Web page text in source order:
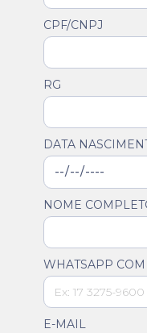
CPF/CNPJ
RG
DATA
NOME
WHATSAPP
E-MAIL